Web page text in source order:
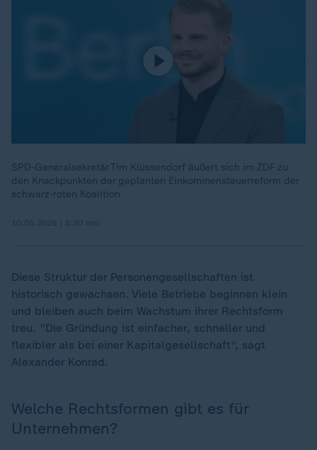
SPD-Generalsekretär Tim Klüssendorf äußert sich im ZDF zu
den Knackpunkten der geplanten Einkommensteuerreform der
schwarz-roten Koalition.
Diese Struktur der Personengesellschaften ist
historisch gewachsen. Viele Betriebe beginnen klein
und bleiben auch beim Wachstum ihrer Rechtsform
treu. "Die Gründung ist einfacher, schneller und
flexibler als bei einer Kapitalgesellschaft", sagt
Alexander Konrad.
Welche Rechtsformen gibt es für
Unternehmen?